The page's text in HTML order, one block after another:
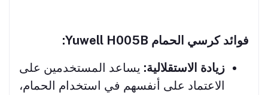
فوائد كرسي الحمام Yuwell H005B:
زيادة الاستقلالية: يساعد المستخدمين على
الاعتماد على أنفسهم في استخدام الحمام،